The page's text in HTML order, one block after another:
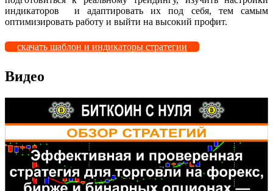
индикаторов и адаптировать их под себя, тем самым
оптимизировать работу и выйти на высокий профит.
скачать шаблон и индикаторы стратегии
Видео